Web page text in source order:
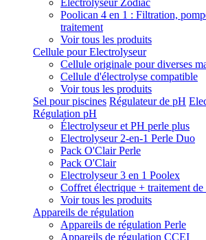
Electrolyseur Zodiac
Poolican 4 en 1 : Filtration,
traitement
Voir tous les produits
Cellule pour Electrolyseur
Cellule originale pour diverses
Cellule d'électrolyse compatible
Voir tous les produits
Sel pour piscines Régulateur de pH
Régulation pH
Électrolyseur et PH perle plus
Electrolyseur 2-en-1 Perle Duo
Pack O'Clair Perle
Pack O'Clair
Electrolyseur 3 en 1 Poolex
Coffret électrique + traitement de
Voir tous les produits
Appareils de régulation
Appareils de régulation Perle
Appareils de régulation CCEI